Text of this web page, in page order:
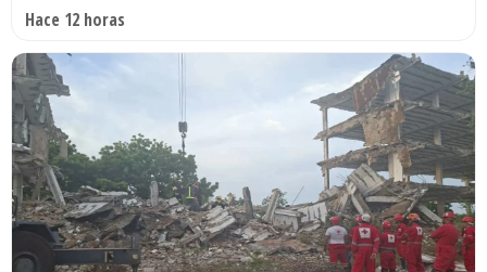
Hace 12 horas